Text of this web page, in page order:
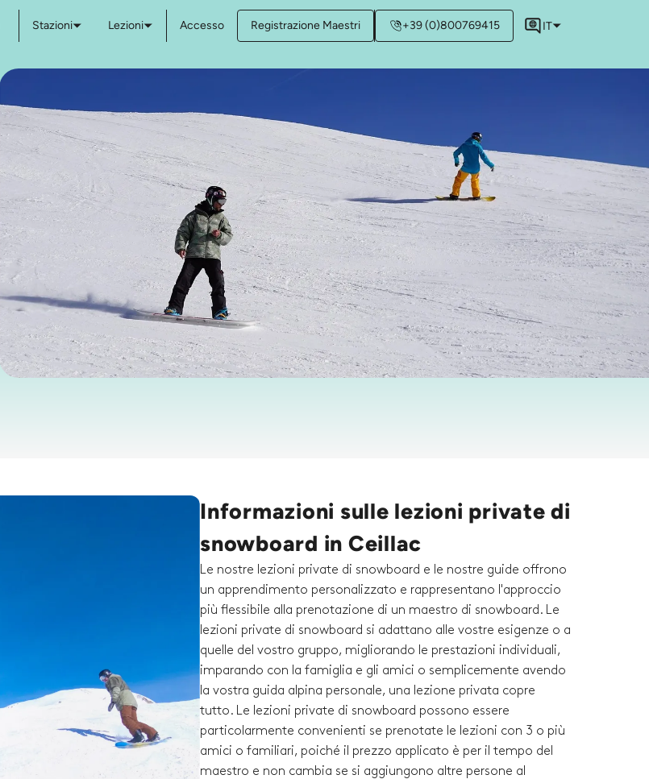
Stazioni Lezioni Accesso Registrazione Maestri +39 (0)800769415 IT
Informazioni sulle lezioni private di
snowboard in Ceillac
Le nostre lezioni private di snowboard e le nostre guide offrono
un apprendimento personalizzato e rappresentano l'approccio
più flessibile alla prenotazione di un maestro di snowboard. Le
lezioni private di snowboard si adattano alle vostre esigenze o a
quelle del vostro gruppo, migliorando le prestazioni individuali,
imparando con la famiglia e gli amici o semplicemente avendo
la vostra guida alpina personale, una lezione privata copre
tutto. Le lezioni private di snowboard possono essere
particolarmente convenienti se prenotate le lezioni con 3 o più
amici o familiari, poiché il prezzo applicato è per il tempo del
maestro e non cambia se si aggiungono altre persone al